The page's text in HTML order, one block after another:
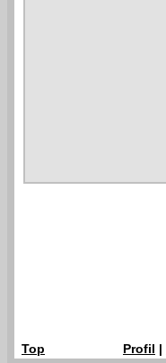
Top Profil |